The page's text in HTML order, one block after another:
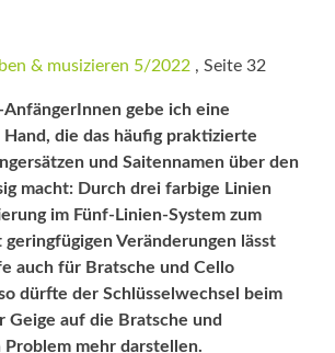
& musizieren 5/2022 , Seite 32
gebe ich eine
Hand, die das häufig praktizierte
und Saitennamen über den
macht: Durch drei farbige Linien
im Fünf-Linien-System zum
Ver­änderungen lässt
auch für Bratsche und Cello
dürfte der Schlüsselwechsel beim
Geige auf die Bratsche und
mehr darstellen.